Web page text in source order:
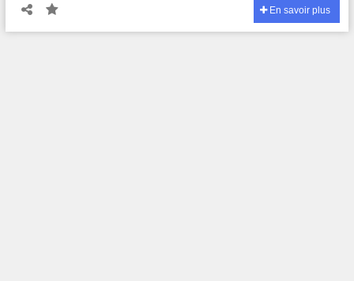
En savoir plus